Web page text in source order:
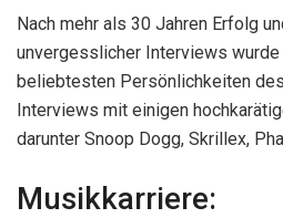
Nach mehr als 30 Jahren Erfolg
unvergesslicher Interviews
beliebtesten Persönlichkeiten
Interviews mit einigen
darunter Snoop Dogg, Skrillex,
Musikkarriere: